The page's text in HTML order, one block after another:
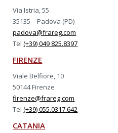
Via Istria, 55
35135 – Padova (PD)
padova@frareg.com
Tel(+39) 049 825.8397
FIRENZE
Viale Belfiore, 10
50144 Firenze
firenze@frareg.com
Tel(+39) 055.0317.642
CATANIA